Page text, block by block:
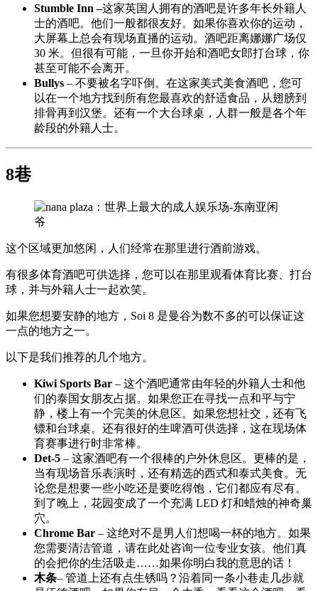
Stumble Inn –这家英国人拥有的酒吧是许多年长外籍人
士的酒吧。他们一般都很友好。如果你喜欢你的运动，
大屏幕上总会有现场直播的运动。酒吧距离娜娜广场仅
30 米。但很有可能，一旦你开始和酒吧女郎打台球，你
甚至可能不会离开。
Bullys – 不要被名字吓倒。在这家美式美食酒吧，您可
以在一个地方找到所有您最喜欢的舒适食品，从翅膀到
排骨再到汉堡。还有一个大台球桌，人群一般是各个年
龄段的外籍人士。
8巷
这个区域更加悠闲，人们经常在那里进行酒前游戏。
有很多体育酒吧可供选择，您可以在那里观看体育比赛、打台
球，并与外籍人士一起欢笑。
如果您想要安静的地方，Soi 8 是曼谷为数不多的可以保证这
一点的地方之一。
以下是我们推荐的几个地方。
Kiwi Sports Bar – 这个酒吧通常由年轻的外籍人士和他
们的泰国女朋友占据。如果您正在寻找一点和平与宁
静，楼上有一个完美的休息区。如果您想社交，还有飞
镖和台球桌。还有很好的生啤酒可供选择，这在现场体
育赛事进行时非常棒。
Det-5 – 这家酒吧有一个很棒的户外休息区。更棒的是，
当有现场音乐表演时，还有精选的西式和泰式美食。无
论您是想要一些小吃还是要吃得饱，它们都应有尽有。
到了晚上，花园变成了一个充满 LED 灯和蜡烛的神奇巢
穴。
Chrome Bar – 这绝对不是男人们想喝一杯的地方。如果
您需要清洁管道，请在此处咨询一位专业女孩。他们真
的会把你的生活吸走……如果你明白我的意思的话！
木条– 管道上还有点生锈吗？沿着同一条小巷走几步就